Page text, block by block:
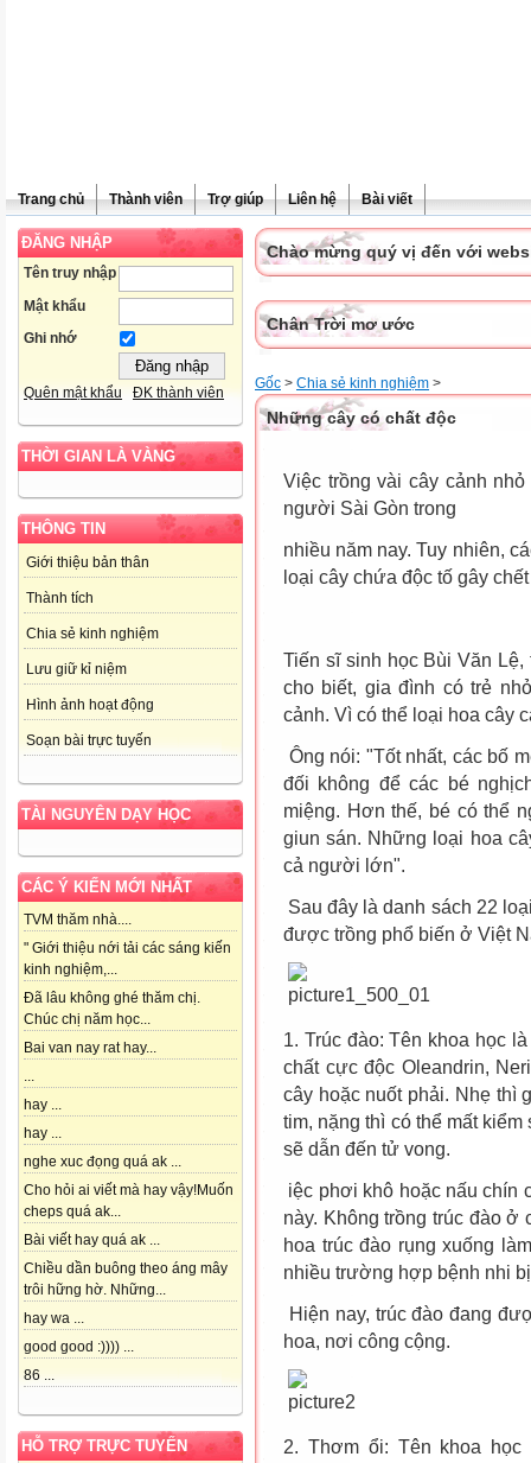
Trang chủ Thành viên Trợ giúp Liên hệ Bài viết
ĐĂNG NHẬP
Tên truy nhập
Mật khẩu
Ghi nhớ
Quên mật khẩu ĐK thành viên
THỜI GIAN LÀ VÀNG
THÔNG TIN
Giới thiệu bản thân
Thành tích
Chia sẻ kinh nghiệm
Lưu giữ kỉ niệm
Hình ảnh hoạt động
Soạn bài trực tuyến
TÀI NGUYÊN DẠY HỌC
CÁC Ý KIẾN MỚI NHẤT
TVM thăm nhà....
" Giới thiệu nới tải các sáng kiến
kinh nghiệm,...
Đã lâu không ghé thăm chị.
Chúc chị năm học...
Bai van nay rat hay...
...
hay ...
hay ...
nghe xuc đọng quá ak ...
Cho hỏi ai viết mà hay vậy!Muốn
cheps quá ak...
Bài viết hay quá ak ...
Chiều dần buông theo áng mây
trôi hững hờ. Những...
hay wa ...
good good :)))) ...
86 ...
HỖ TRỢ TRỰC TUYẾN
Chào mừng quý vị đến với
Chân Trời mơ ước
Gốc > Chia sẻ kinh nghiệm >
Những cây có chất độc
Việc trồng vài cây cảnh
người Sài Gòn trong
nhiều năm nay. Tuy nhiên,
loại cây chứa độc tố gây
Tiến sĩ sinh học Bùi Văn
cho biết, gia đình có trẻ
cảnh. Vì có thể loại hoa cây
Ông nói: "Tốt nhất, các bố
đối không để các bé
miệng. Hơn thế, bé có thể
giun sán. Những loại hoa
cả người lớn".
Sau đây là danh sách 22
được trồng phổ biến ở Việt
1. Trúc đào: Tên khoa học
chất cực độc Oleandrin,
cây hoặc nuốt phải. Nhẹ thì
tim, nặng thì có thể mất
sẽ dẫn đến tử vong.
iệc phơi khô hoặc nấu chín
này. Không trồng trúc đào
hoa trúc đào rụng xuống
nhiều trường hợp bệnh nhi
Hiện nay, trúc đào đang
hoa, nơi công cộng.
2. Thơm ổi: Tên khoa học